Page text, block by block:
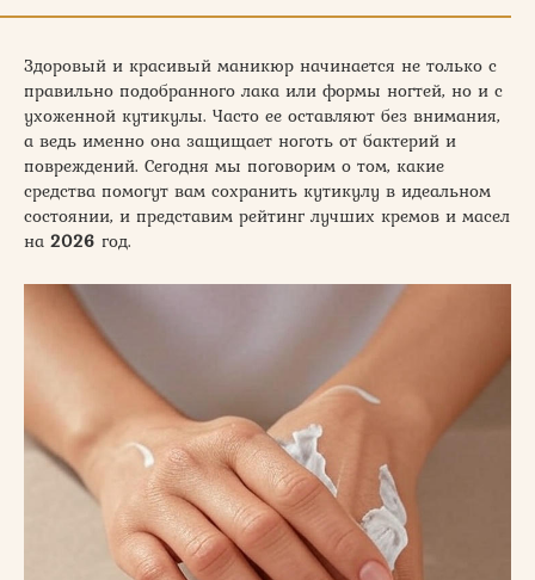
Здоровый и красивый маникюр начинается не только с
правильно подобранного лака или формы ногтей, но и с
ухоженной кутикулы. Часто ее оставляют без внимания,
а ведь именно она защищает ноготь от бактерий и
повреждений. Сегодня мы поговорим о том, какие
средства помогут вам сохранить кутикулу в идеальном
состоянии, и представим рейтинг лучших кремов и масел
на 2026 год.